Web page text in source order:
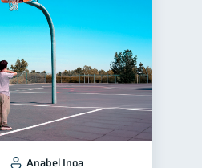
31
25
22
Anabel Inoa